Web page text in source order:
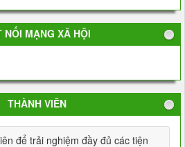
NỐI MẠNG XÃ HỘI
THÀNH VIÊN
để trải nghiệm đầy đủ các tiện